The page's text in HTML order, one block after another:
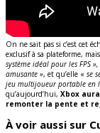
On ne sait pas si c’est cet
exclusif à sa plateforme,
système idéal pour les FPS
amusante », et qu’elle « se
jeu multijoueur portable en
qu’aujourd’hui, Xbox
remonter la pente et
À voir aussi sur